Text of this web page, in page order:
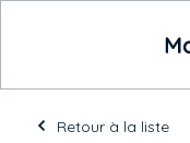
Retour à la liste